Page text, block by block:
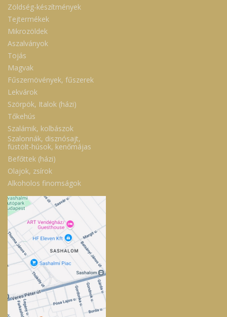
Zöldség-készítmények
Tejtermékek
Mikrozöldek
Aszalványok
Tojás
Magvak
Fűszernövények, fűszerek
Lekvárok
Szörpök, Italok (házi)
Tőkehús
Szalámik, kolbászok
Szalonnák, disznósajt,
füstölt-húsok, kenőmájas
Befőttek (házi)
Olajok, zsírok
Alkoholos finomságok